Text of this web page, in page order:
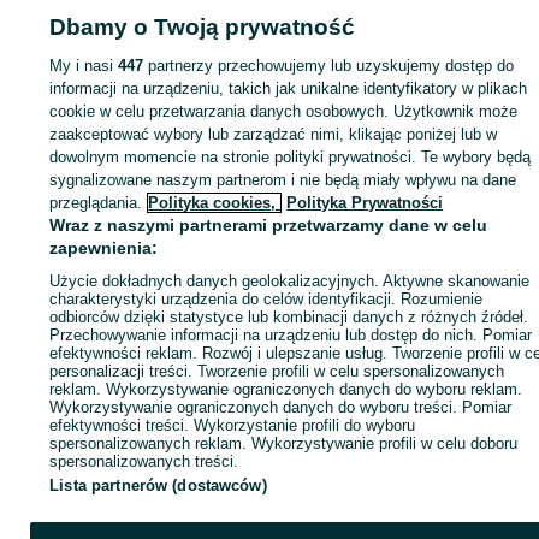
Strona główna Motoryzacja Opony i Felgi Opony
KATEGORIA
ID:1076443610 Wyświetlenia:
Zadzwoń / SMS Wyślij wiadomość
Dbamy o Twoją prywatność
My i nasi447 partnerzy przechowujemy lub uzyskujemy dostęp do
informacji na urządzeniu, takich jak unikalne identyfikatory w plikach
cookie w celu przetwarzania danych osobowych. Użytkownik może
zaakceptować wybory lub zarządzać nimi, klikając poniżej lub w
dowolnym momencie na stronie polityki prywatności. Te wybory będą
sygnalizowane naszym partnerom i nie będą miały wpływu na dane
przeglądania. Polityka cookies, Polityka Prywatności
Wraz z naszymi partnerami przetwarzamy dane w celu
zapewnienia:
Użycie dokładnych danych geolokalizacyjnych. Aktywne skanowanie
charakterystyki urządzenia do celów identyfikacji. Rozumienie
odbiorców dzięki statystyce lub kombinacji danych z różnych źródeł.
Przechowywanie informacji na urządzeniu lub dostęp do nich. Pomiar
efektywności reklam. Rozwój i ulepszanie usług. Tworzenie profili w
personalizacji treści. Tworzenie profili w celu spersonalizowanych
reklam. Wykorzystywanie ograniczonych danych do wyboru reklam.
Wykorzystywanie ograniczonych danych do wyboru treści. Pomiar
efektywności treści. Wykorzystanie profili do wyboru
spersonalizowanych reklam. Wykorzystywanie profili w celu doboru
spersonalizowanych treści.
Lista partnerów (dostawców)